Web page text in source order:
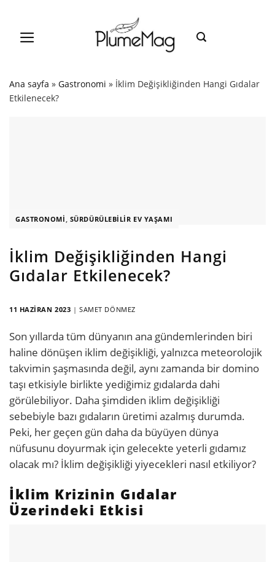
content
Ana sayfa » Gastronomi » İklim Değişikliğinden Hangi Gıdalar
Etkilenecek?
GASTRONOMI SÜRDÜRÜLEBILIR EV YAŞAMI
İklim Değişikliğinden Hangi
Gıdalar Etkilenecek?
11 HAZIRAN 2023 |SAMET DÖNMEZ
Son yıllarda tüm dünyanın ana gündemlerinden biri
haline dönüşen iklim değişikliği, yalnızca meteorolojik
takvimin şaşmasında değil, aynı zamanda bir domino
taşı etkisiyle birlikte yediğimiz gıdalarda dahi
görülebiliyor. Daha şimdiden iklim değişikliği
sebebiyle bazı gıdaların üretimi azalmış durumda.
Peki, her geçen gün daha da büyüyen dünya
nüfusunu doyurmak için gelecekte yeterli gıdamız
olacak mı? İklim değişikliği yiyecekleri nasıl etkiliyor?
İklim Krizinin Gıdalar
Üzerindeki Etkisi